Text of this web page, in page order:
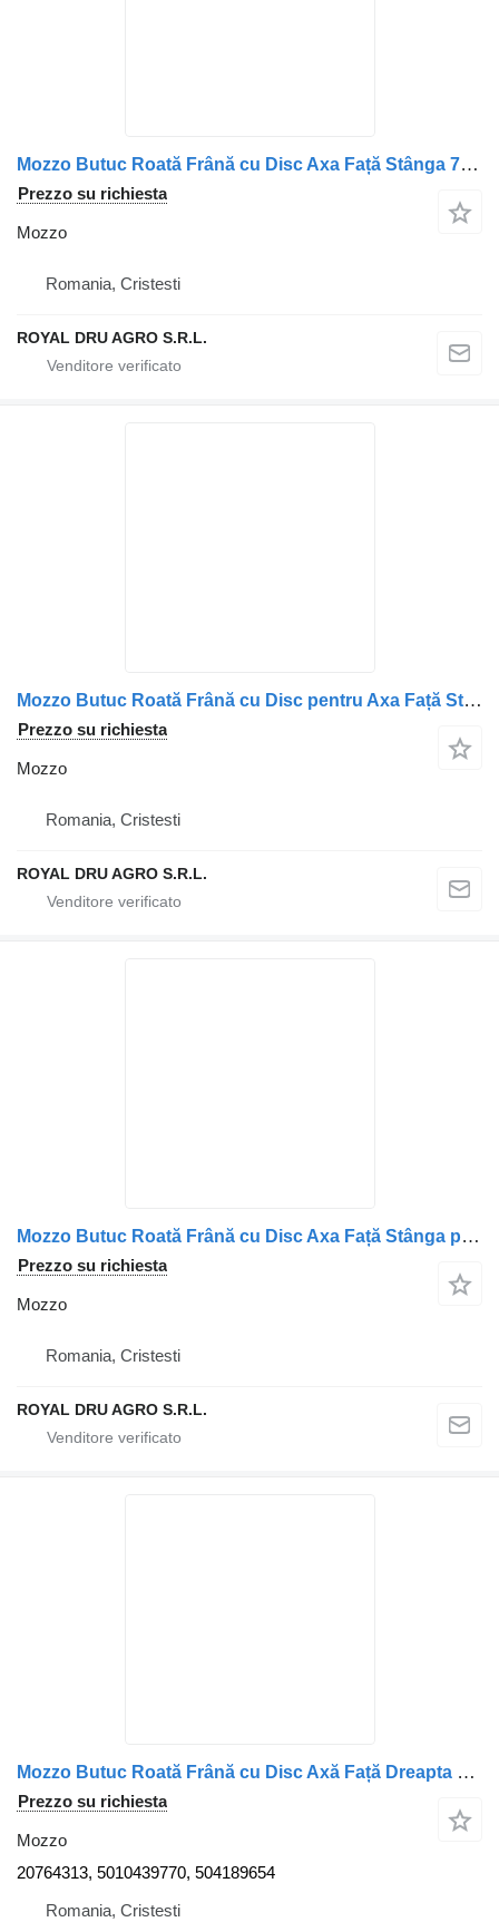
Mozzo Butuc Roată Frână cu Disc Axa Față Stânga 7421993642 7421940776 per camion Renault Renault
Prezzo su richiesta
Mozzo
Romania, Cristesti
ROYAL DRU AGRO S.R.L.
Mozzo Butuc Roată Frână cu Disc pentru Axa Față Stânga per camion Renault
Prezzo su richiesta
Mozzo
Romania, Cristesti
ROYAL DRU AGRO S.R.L.
Mozzo Butuc Roată Frână cu Disc Axa Față Stânga pentru – Coduri: 74219 per camion Renault – Coduri: 7421993643, 7421983587, 7421946101, 7420515093, 20515093, 21983587, 21993643, 21946101
Prezzo su richiesta
Mozzo
Romania, Cristesti
ROYAL DRU AGRO S.R.L.
Mozzo Butuc Roată Frână cu Disc Axă Față Dreapta 1564 14381 20764313 per camion Renault Renault
Prezzo su richiesta
Mozzo
20764313, 5010439770, 504189654
Romania, Cristesti